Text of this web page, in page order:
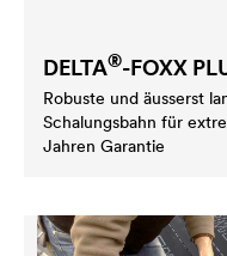
DELTA®-FOXX
Robuste und äusserst
Schalungsbahn für
Jahren Garantie